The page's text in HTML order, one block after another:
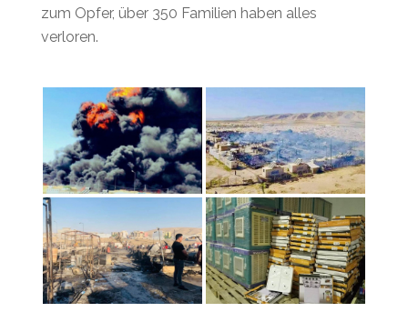
zum Opfer, über 350 Familien haben alles
verloren.